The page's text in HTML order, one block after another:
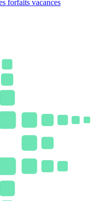
forfaits vacances